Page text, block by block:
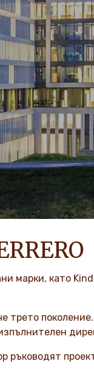
марки, като
трето
ръководят